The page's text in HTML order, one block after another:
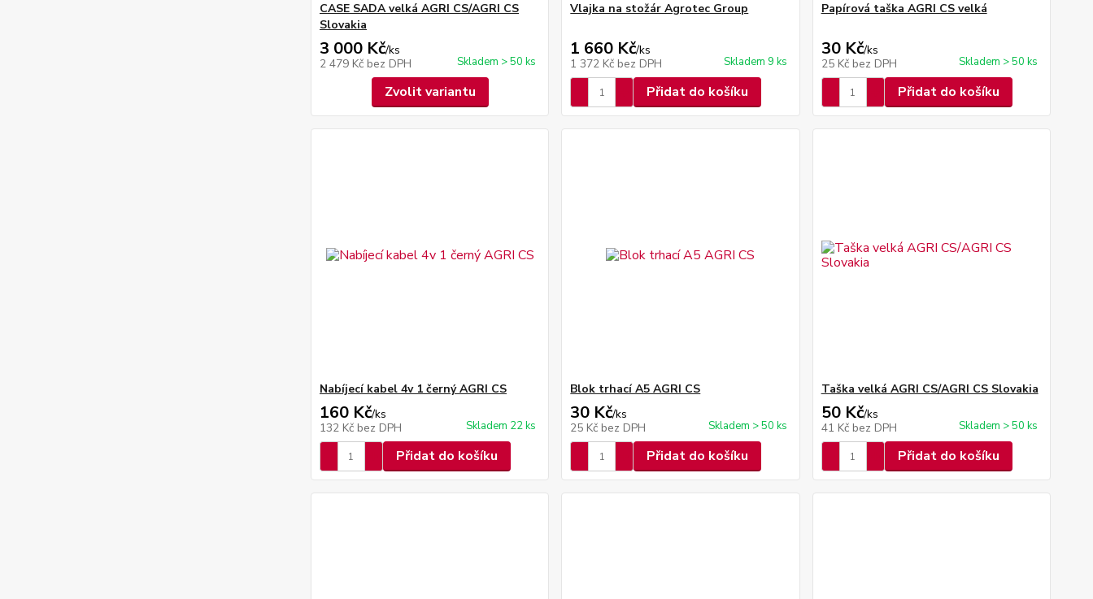
CASE SADA velká AGRI CS/AGRI CS
Slovakia
3 000 Kč/ks
2 479 Kč bez DPH Skladem > 50 ks
Zvolit variantu
Vlajka na stožár Agrotec Group
1 660 Kč/ks
1 372 Kč bez DPH Skladem 9 ks
Přidat do košíku
Papírová taška AGRI CS velká
30 Kč/ks
25 Kč bez DPH Skladem > 50 ks
Přidat do košíku
Nabíjecí kabel 4v 1 černý AGRI CS
160 Kč/ks
132 Kč bez DPH Skladem 22 ks
Přidat do košíku
Blok trhací A5 AGRI CS
30 Kč/ks
25 Kč bez DPH Skladem > 50 ks
Přidat do košíku
Taška velká AGRI CS/AGRI CS Slovakia
50 Kč/ks
41 Kč bez DPH Skladem > 50 ks
Přidat do košíku